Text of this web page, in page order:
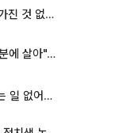
임영웅, 어느덧 데뷔 10주년⋯"가진 것 없던 시절, 내 앞엔 20명의 팬뿐"
'굿 윌 헌팅' 배우 "기아 EV2 덕분에 살아"…교통사고 후 안전성 극찬
李대통령 “청년이 결혼 망설이는 일 없어야...제도상 불이익 조사”